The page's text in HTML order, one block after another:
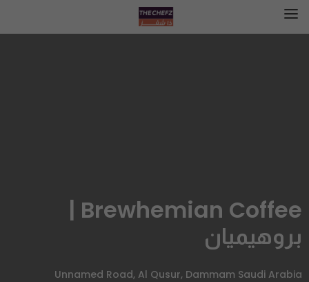
Brewhemian Coffee |
بروهيميان
Unnamed Road, Al Qusur, Dammam Saudi Arabia